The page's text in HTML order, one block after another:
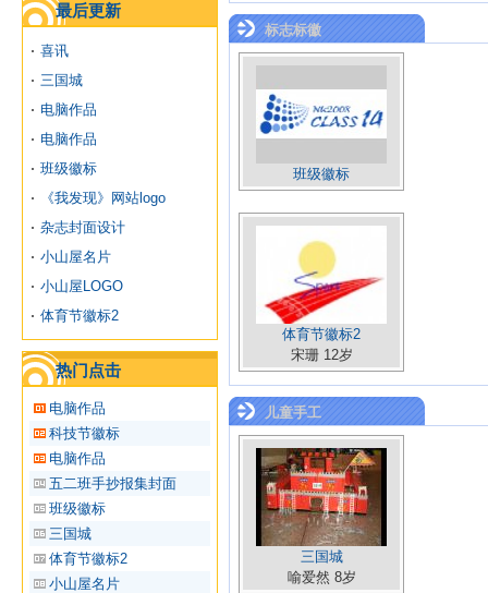
最后更新
喜讯
三国城
电脑作品
电脑作品
班级徽标
《我发现》网站logo
杂志封面设计
小山屋名片
小山屋LOGO
体育节徽标2
热门点击
电脑作品
科技节徽标
电脑作品
五二班手抄报集封面
班级徽标
三国城
体育节徽标2
小山屋名片
标志标徽
班级徽标
体育节徽标2
宋珊 12岁
儿童手工
三国城
喻爱然 8岁